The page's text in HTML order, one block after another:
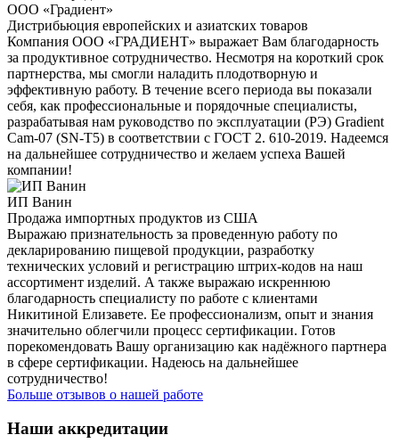
ООО «Градиент»
Дистрибьюция европейских и азиатских товаров
Компания ООО «ГРАДИЕНТ» выражает Вам благодарность
за продуктивное сотрудничество. Несмотря на короткий срок
партнерства, мы смогли наладить плодотворную и
эффективную работу. В течение всего периода вы показали
себя, как профессиональные и порядочные специалисты,
разрабатывая нам руководство по эксплуатации (РЭ) Gradient
Cam-07 (SN-T5) в соответствии с ГОСТ 2. 610-2019. Надеемся
на дальнейшее сотрудничество и желаем успеха Вашей
компании!
ИП Ванин
Продажа импортных продуктов из США
Выражаю признательность за проведенную работу по
декларированию пищевой продукции, разработку
технических условий и регистрацию штрих-кодов на наш
ассортимент изделий. А также выражаю искреннюю
благодарность специалисту по работе с клиентами
Никитиной Елизавете. Ее профессионализм, опыт и знания
значительно облегчили процесс сертификации. Готов
порекомендовать Вашу организацию как надёжного партнера
в сфере сертификации. Надеюсь на дальнейшее
сотрудничество!
Больше отзывов о нашей работе
Наши аккредитации